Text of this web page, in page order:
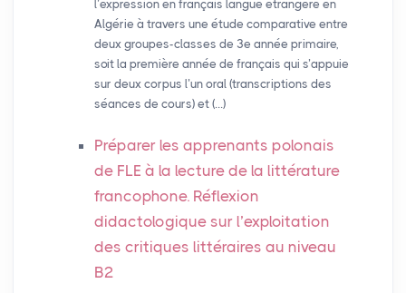
l’expression en français langue étrangère en
Algérie à travers une étude comparative entre
deux groupes-classes de 3e année primaire,
soit la première année de français qui s’appuie
sur deux corpus l’un oral (transcriptions des
séances de cours) et (…)
Préparer les apprenants polonais
de FLE à la lecture de la littérature
francophone. Réflexion
didactologique sur l’exploitation
des critiques littéraires au niveau
B2